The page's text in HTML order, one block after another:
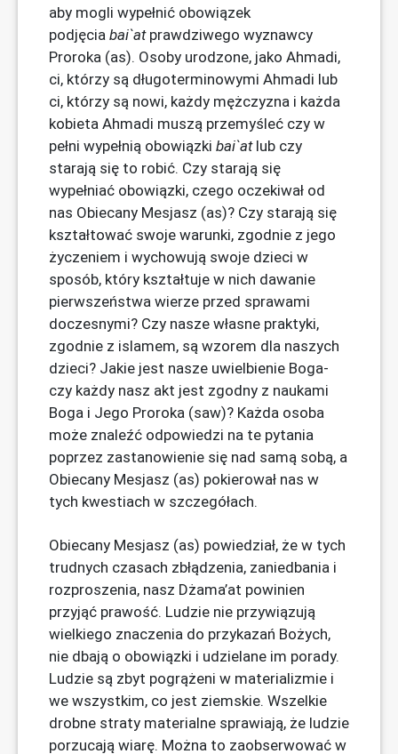
aby mogli wypełnić obowiązek
podjęcia bai`atprawdziwego wyznawcy
Proroka (as). Osoby urodzone, jako Ahmadi,
ci, którzy są długoterminowymi Ahmadi lub
ci, którzy są nowi, każdy mężczyzna i każda
kobieta Ahmadi muszą przemyśleć czy w
pełni wypełnią obowiązki bai`atlub czy
starają się to robić. Czy starają się
wypełniać obowiązki, czego oczekiwał od
nas Obiecany Mesjasz (as)? Czy starają się
kształtować swoje warunki, zgodnie z jego
życzeniem i wychowują swoje dzieci w
sposób, który kształtuje w nich dawanie
pierwszeństwa wierze przed sprawami
doczesnymi? Czy nasze własne praktyki,
zgodnie z islamem, są wzorem dla naszych
dzieci? Jakie jest nasze uwielbienie Boga-
czy każdy nasz akt jest zgodny z naukami
Boga i Jego Proroka (saw)? Każda osoba
może znaleźć odpowiedzi na te pytania
poprzez zastanowienie się nad samą sobą, a
Obiecany Mesjasz (as) pokierował nas w
tych kwestiach w szczegółach.
Obiecany Mesjasz (as) powiedział, że w tych
trudnych czasach zbłądzenia, zaniedbania i
rozproszenia, nasz Dżama’at powinien
przyjąć prawość. Ludzie nie przywiązują
wielkiego znaczenia do przykazań Bożych,
nie dbają o obowiązki i udzielane im porady.
Ludzie są zbyt pogrążeni w materializmie i
we wszystkim, co jest ziemskie. Wszelkie
drobne straty materialne sprawiają, że ​​ludzie
porzucają wiarę. Można to zaobserwować w